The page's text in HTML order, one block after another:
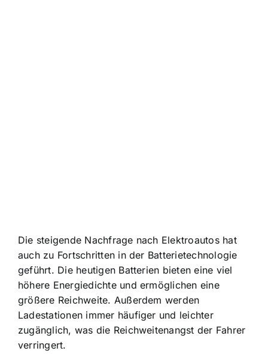
Die steigende Nachfrage nach Elektroautos hat
auch zu Fortschritten in der Batterietechnologie
geführt. Die heutigen Batterien bieten eine viel
höhere Energiedichte und ermöglichen eine
größere Reichweite. Außerdem werden
Ladestationen immer häufiger und leichter
zugänglich, was die Reichweitenangst der Fahrer
verringert.